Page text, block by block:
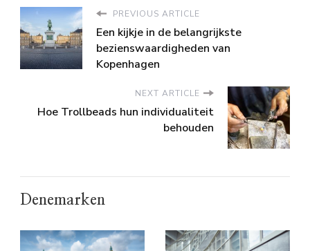
PREVIOUS ARTICLE
Een kijkje in de belangrijkste
bezienswaardigheden van
Kopenhagen
NEXT ARTICLE
Hoe Trollbeads hun individualiteit
behouden
Denemarken